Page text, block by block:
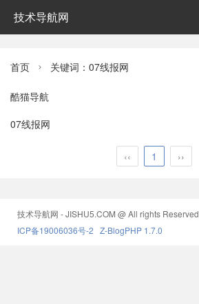
技术导航网
首页  关键词：07线报网
酷猫导航
07线报网
‹‹ 1 ››
技术导航网 - JISHU5.COM @ All rights Reserved
ICP备19006036号-2 Z-BlogPHP 1.7.0